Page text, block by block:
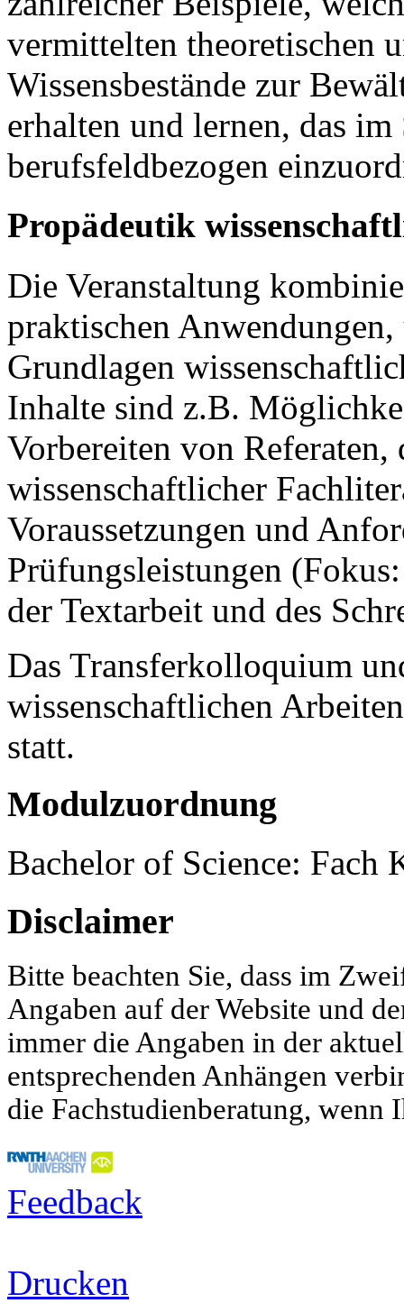
vermittelten theoretischen
Wissensbestände zur
erhalten und lernen, das
berufsfeldbezogen
Propädeutik
Die Veranstaltung
praktischen
Grundlagen
Inhalte sind z.B.
Vorbereiten von
wissenschaftlicher
Voraussetzungen und
Prüfungsleistungen
der Textarbeit und des
Das Transferkolloquium
wissenschaftlichen
statt.
Modulzuordnung
Bachelor of Science: Fach
Disclaimer
Bitte beachten Sie, dass im
Angaben auf der Website und
immer die Angaben in der
entsprechenden Anhängen
die Fachstudienberatung,
Feedback
Drucken